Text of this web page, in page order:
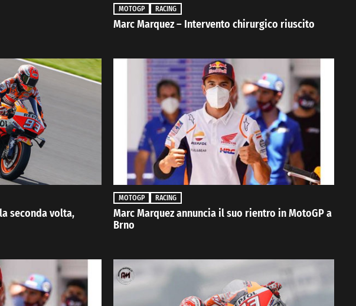
MOTOGP RACING
Marc Marquez – Intervento chirurgico riuscito
seconda volta,
MOTOGP RACING
Marc Marquez annuncia il suo rientro in MotoGP a
Brno